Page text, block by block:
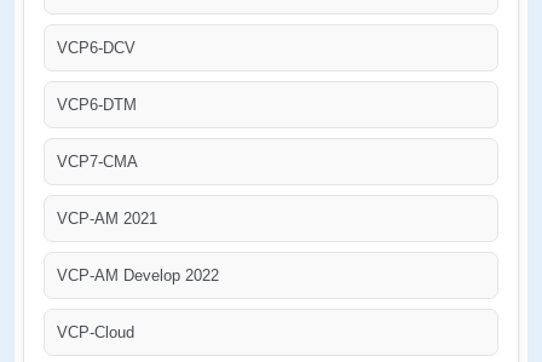
VCP6-DCV
VCP6-DTM
VCP7-CMA
VCP-AM 2021
VCP-AM Develop 2022
VCP-Cloud